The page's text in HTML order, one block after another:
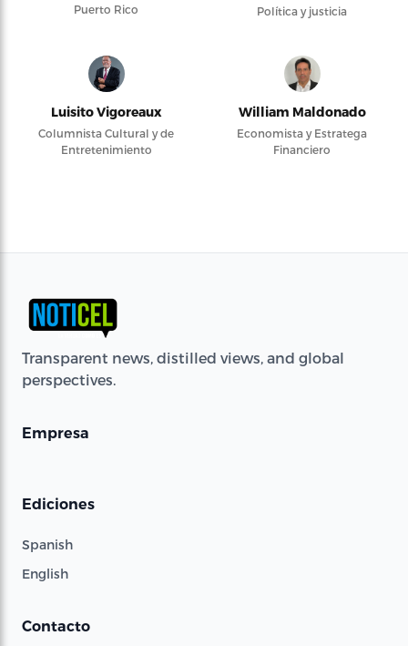
Puerto Rico
Política y justicia
Luisito Vigoreaux
Columnista Cultural y de
Entretenimiento
William Maldonado
Economista y Estratega
Financiero
Transparent news, distilled views, and global
perspectives.
Empresa
Ediciones
Spanish
English
Contacto